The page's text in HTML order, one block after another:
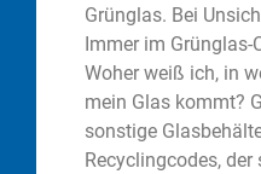
Grünglas. Bei
Immer im Grünglas-
Woher weiß ich, in
mein Glas kommt?
sonstige
Recyclingcodes,